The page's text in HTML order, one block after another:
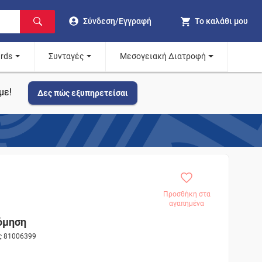
Σύνδεση/Εγγραφή Το καλάθι μου
Συνταγές Μεσογειακή Διατροφή
Δες πώς εξυπηρετείσαι
Προσθήκη στα
αγαπημένα
81006399